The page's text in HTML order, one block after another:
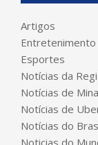
Artigos
Entretenimento
Esportes
Notícias da
Notícias de
Notícias de
Notícias do